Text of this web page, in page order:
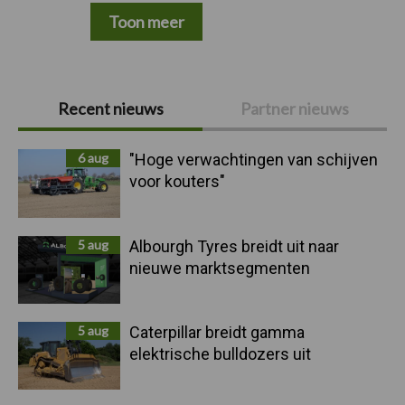
Primaire
Sidebar
Recent nieuws Partner nieuws
6 aug
"Hoge verwachtingen van schijven
voor kouters"
5 aug
Albourgh Tyres breidt uit naar
nieuwe marktsegmenten
5 aug
Caterpillar breidt gamma
elektrische bulldozers uit
Toon meer